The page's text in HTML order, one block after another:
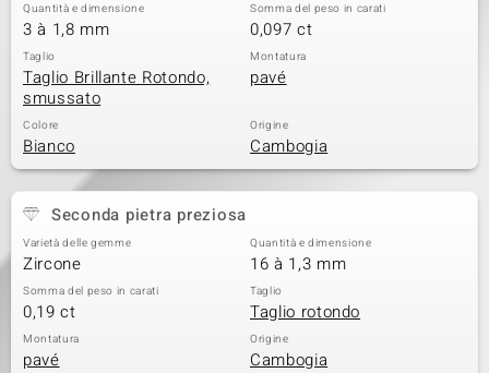
Quantità e dimensione
3 à 1,8 mm
Somma del peso in carati
0,097 ct
Taglio
Taglio Brillante Rotondo,
smussato
Montatura
pavé
Colore
Bianco
Origine
Cambogia
Seconda pietra preziosa
Varietà delle gemme
Zircone
Quantità e dimensione
16 à 1,3 mm
Somma del peso in carati
0,19 ct
Taglio
Taglio rotondo
Montatura
pavé
Origine
Cambogia